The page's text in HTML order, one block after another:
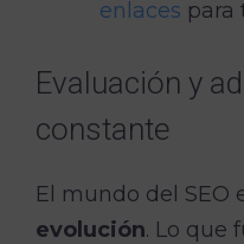
enlaces para
Evaluación y
constante
El mundo del SEO
evolución. Lo que